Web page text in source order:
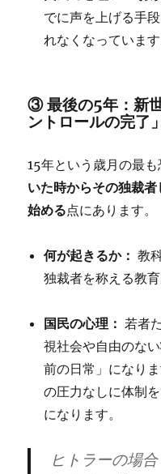
でに声を上げる手
れなくなっています
③ 最後の5年：新
ントロールの完了」
15年という歳月の最も
いた時からその独裁
始める点にあります。
何が起きるか： 教
独裁者を称える教
国民の心理： 若者
視社会や自由のな
前の日常」になり
の圧力なしに体制
になります。
ヒトラーの場